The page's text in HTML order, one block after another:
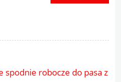
spodnie robocze do pasa z